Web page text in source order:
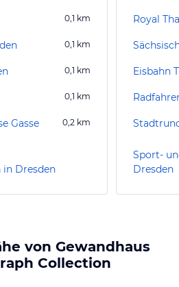
0,1 km
0,1 km
0,1 km
0,1 km
Gasse 0,2 km
in Dresden
Royal
Sport-
Dresden
von Gewandhaus
Collection